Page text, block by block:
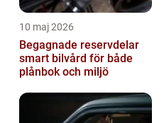
10 maj 2026
Begagnade reservdelar
smart bilvård för både
plånbok och miljö